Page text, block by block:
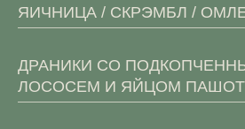
ЯИЧНИЦА / СКРЭМБЛ /
ДРАНИКИ СО
ЛОСОСЕМ И ЯЙЦОМ ПАШОТ